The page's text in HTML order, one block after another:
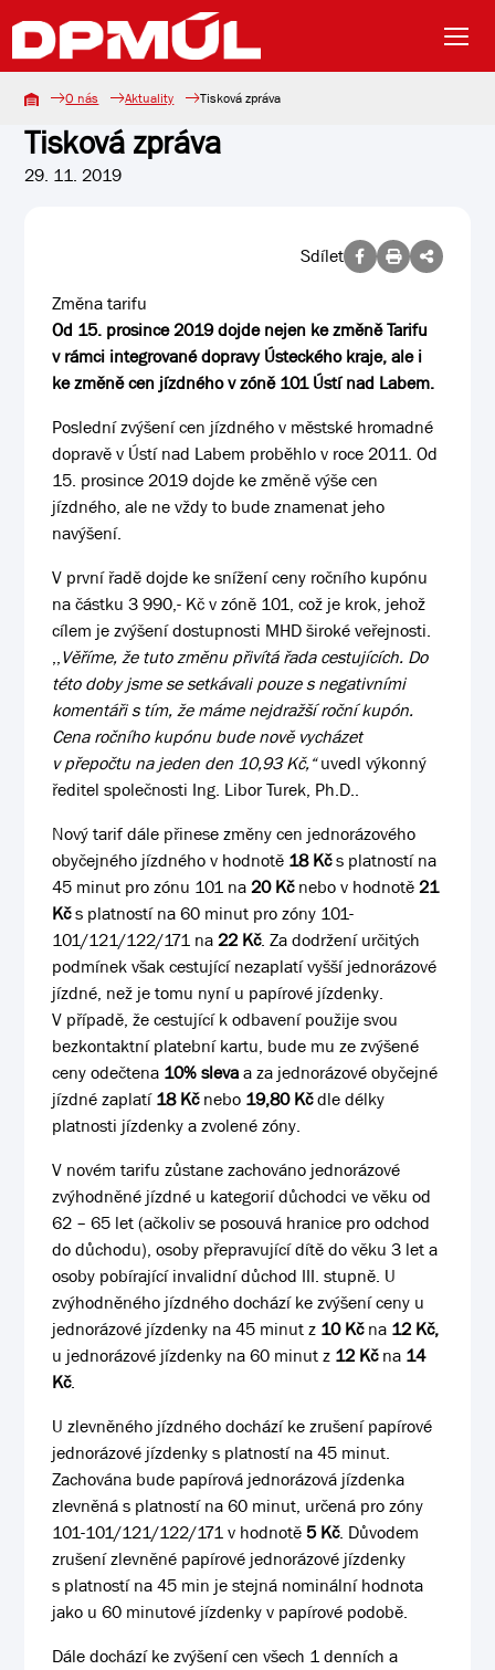
O nás Aktuality Tisková zpráva
Tisková zpráva
29. 11. 2019
Sdílet
Změna tarifu
Od 15. prosince 2019 dojde nejen ke změně Tarifu
v rámci integrované dopravy Ústeckého kraje, ale i
ke změně cen jízdného v zóně 101 Ústí nad Labem.
Poslední zvýšení cen jízdného v městské hromadné
dopravě v Ústí nad Labem proběhlo v roce 2011. Od
15. prosince 2019 dojde ke změně výše cen
jízdného, ale ne vždy to bude znamenat jeho
navýšení.
V první řadě dojde ke snížení ceny ročního kupónu
na částku 3 990,- Kč v zóně 101, což je krok, jehož
cílem je zvýšení dostupnosti MHD široké veřejnosti.
,,Věříme, že tuto změnu přivítá řada cestujících. Do
této doby jsme se setkávali pouze s negativními
komentáři s tím, že máme nejdražší roční kupón.
Cena ročního kupónu bude nově vycházet
v přepočtu na jeden den 10,93 Kč,“uvedl výkonný
ředitel společnosti Ing. Libor Turek, Ph.D..
Nový tarif dále přinese změny cen jednorázového
obyčejného jízdného v hodnotě 18 Kčs platností na
45 minut pro zónu 101 na20 Kčnebo v hodnotě21
Kčs platností na 60 minut pro zóny 101-
101/121/122/171 na22 Kč. Za dodržení určitých
podmínek však cestující nezaplatí vyšší jednorázové
jízdné, než je tomu nyní u papírové jízdenky.
V případě, že cestující k odbavení použije svou
bezkontaktní platební kartu, bude mu ze zvýšené
ceny odečtena 10% slevaa za jednorázové obyčejné
jízdné zaplatí18 Kčnebo 19,80 Kčdle délky
platnosti jízdenky a zvolené zóny.
V novém tarifu zůstane zachováno jednorázové
zvýhodněné jízdné u kategorií důchodci ve věku od
62 – 65 let (ačkoliv se posouvá hranice pro odchod
do důchodu), osoby přepravující dítě do věku 3 let a
osoby pobírající invalidní důchod III. stupně. U
zvýhodněného jízdného dochází ke zvýšení ceny u
jednorázové jízdenky na 45 minut z 10 Kčna 12 Kč,
u jednorázové jízdenky na 60 minut z 12 Kčna 14
Kč.
U zlevněného jízdného dochází ke zrušení papírové
jednorázové jízdenky s platností na 45 minut.
Zachována bude papírová jednorázová jízdenka
zlevněná s platností na 60 minut, určená pro zóny
101-101/121/122/171 v hodnotě5 Kč. Důvodem
zrušení zlevněné papírové jednorázové jízdenky
s platností na 45 min je stejná nominální hodnota
jako u 60 minutové jízdenky v papírové podobě.
Dále dochází ke zvýšení cen všech 1 denních a